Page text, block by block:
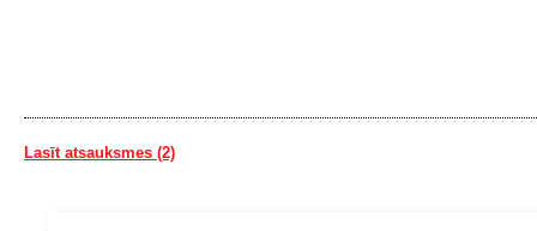
Lasīt atsauksmes (2)